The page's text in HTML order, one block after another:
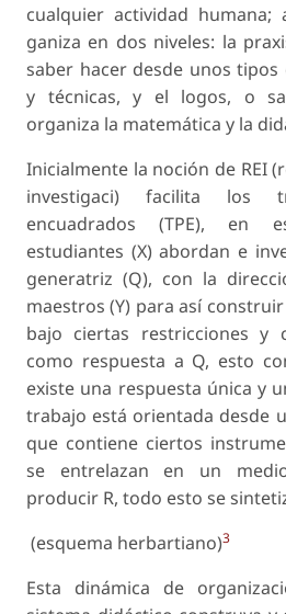
cualquier actividad
ganiza en dos niveles: la
saber hacer desde unos
y técnicas, y el logos, o
organiza la matemática y la
Inicialmente la noción de REI
investigaci) facilita los
encuadrados (TPE), en
estudiantes (X) abordan e
generatriz (Q), con la
maestros (Y) para así
bajo ciertas res­tricciones y
como respuesta a Q, esto
existe una respuesta única y
trabajo está orientada desde
que contiene ciertos
se entrelazan en un
producir R, todo esto se
(esquema herbartiano)3
Esta dinámica de